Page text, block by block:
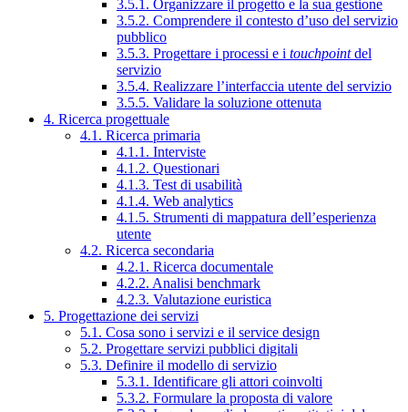
3.5.1. Organizzare il progetto e la sua gestione
3.5.2. Comprendere il contesto d’uso del servizio
pubblico
3.5.3. Progettare i processi e i touchpointdel
servizio
3.5.4. Realizzare l’interfaccia utente del servizio
3.5.5. Validare la soluzione ottenuta
4. Ricerca progettuale
4.1. Ricerca primaria
4.1.1. Interviste
4.1.2. Questionari
4.1.3. Test di usabilità
4.1.4. Web analytics
4.1.5. Strumenti di mappatura dell’esperienza
utente
4.2. Ricerca secondaria
4.2.1. Ricerca documentale
4.2.2. Analisi benchmark
4.2.3. Valutazione euristica
5. Progettazione dei servizi
5.1. Cosa sono i servizi e il service design
5.2. Progettare servizi pubblici digitali
5.3. Definire il modello di servizio
5.3.1. Identificare gli attori coinvolti
5.3.2. Formulare la proposta di valore